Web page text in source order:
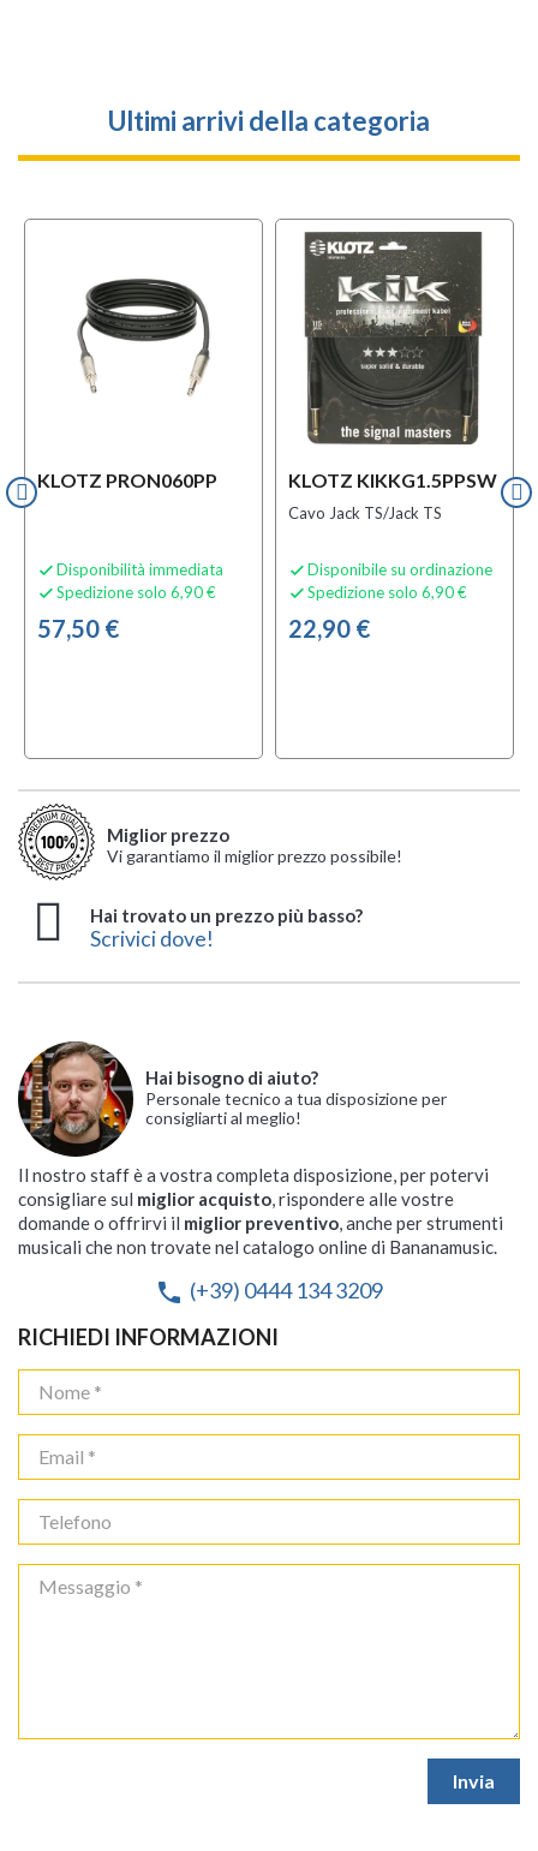
Ultimi arrivi della categoria
KLOTZ PRON060PP
 Disponibilità immediata
 Spedizione solo 6,90 €
57,50 €
KLOTZ KIKKG1.5PPSW
Cavo Jack TS/Jack TS
 Disponibile su ordinazione
 Spedizione solo 6,90 €
22,90 €
Miglior prezzo
Vi garantiamo il miglior prezzo possibile!
Hai trovato un prezzo più basso?
Scrivici dove!
Hai bisogno di aiuto?
Personale tecnico a tua disposizione per
consigliarti al meglio!
Il nostro staff è a vostra completa disposizione, per potervi
consigliare sul miglior acquisto, rispondere alle vostre
domande o offrirvi il miglior preventivo, anche per strumenti
musicali che non trovate nel catalogo online di Bananamusic.
phone (+39) 0444 134 3209
RICHIEDI INFORMAZIONI